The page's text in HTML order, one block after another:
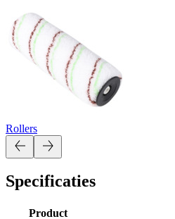
Rollers
Specificaties
Product